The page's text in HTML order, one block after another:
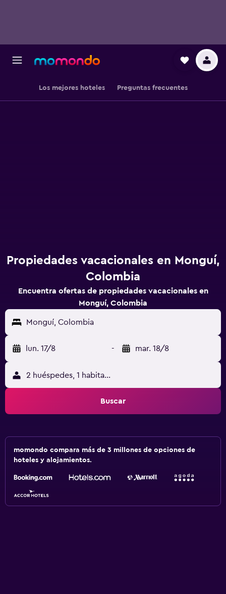
Los mejores hoteles Preguntas frecuentes
Propiedades vacacionales en Monguí,
Colombia
Encuentra ofertas de propiedades vacacionales en
Monguí, Colombia
Monguí, Colombia
lun. 17/8 - mar. 18/8
2 huéspedes, 1 habitación
Buscar
momondo compara más de 3 millones de opciones de
hoteles y alojamientos.